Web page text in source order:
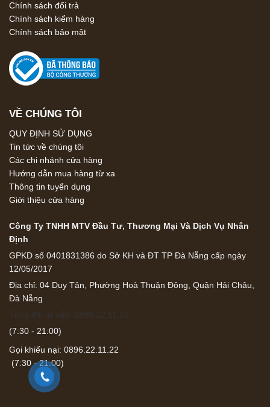
Chính sách đổi trả
Chính sách kiểm hàng
Chính sách bảo mật
VỀ CHÚNG TÔI
QUY ĐỊNH SỬ DỤNG
Tin tức về chúng tôi
Các chi nhánh cửa hàng
Hướng dẫn mua hàng từ xa
Thông tin tuyển dụng
Giới thiệu cửa hàng
Công Ty TNHH MTV Đầu Tư, Thương Mại Và Dịch Vụ Nhân
Định
GPKD số 0401831386 do Sở KH và ĐT TP Đà Nẵng cấp ngày
12/05/2017
Địa chỉ: 04 Duy Tân, Phường Hoà Thuận Đông, Quận Hải Châu,
Đà Nẵng
Tổng đài tư vấn: 0896.22.11.22
(7:30 - 21:00)
Gọi khiếu nại: 0896.22.11.22
(7:30 - 21:00)